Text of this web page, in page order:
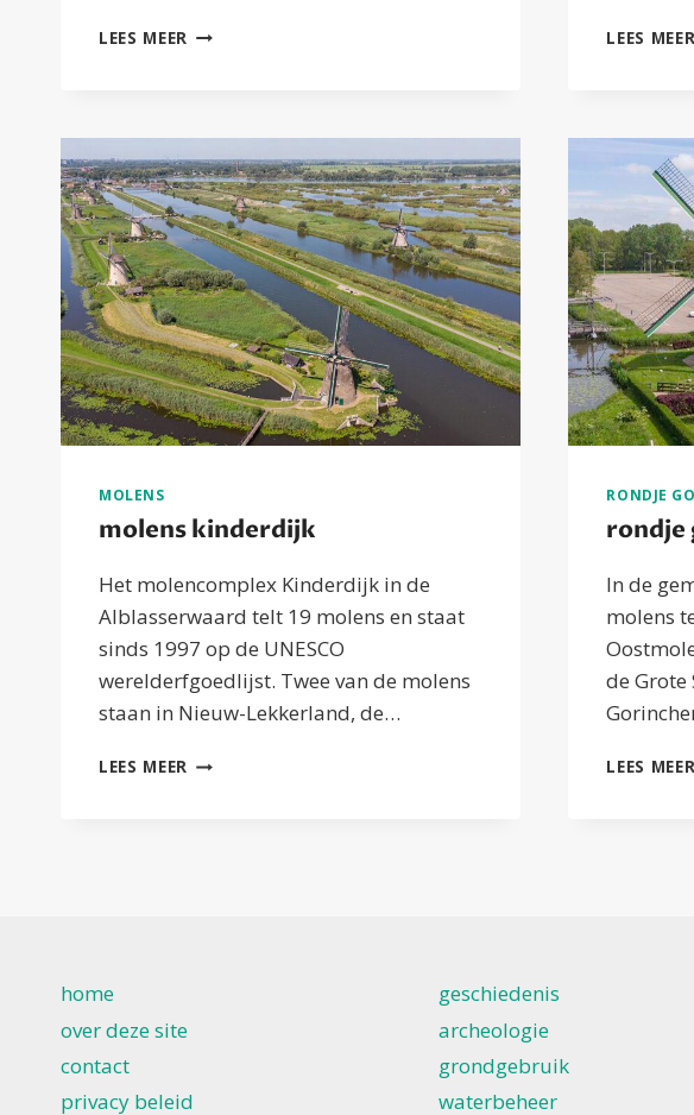
LEES MEER MOLENS
LEES MEER
MOLENS
molens kinderdijk
Het molencomplex Kinderdijk in de
Alblasserwaard telt 19 molens en staat
sinds 1997 op de UNESCO
werelderfgoedlijst. Twee van de molens
staan in Nieuw-Lekkerland, de…
LEES MEER MOLENS
RONDJE
rondje
In de
molens
de Grote
LEES MEER
home
over deze site
contact
privacy beleid
geschiedenis
archeologie
grondgebruik
waterbeheer